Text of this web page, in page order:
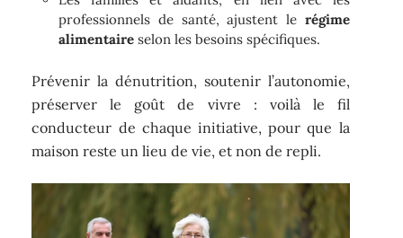
professionnels de santé, ajustent le régime
alimentaire selon les besoins spécifiques.
Prévenir la dénutrition, soutenir l’autonomie,
préserver le goût de vivre : voilà le fil
conducteur de chaque initiative, pour que la
maison reste un lieu de vie, et non de repli.